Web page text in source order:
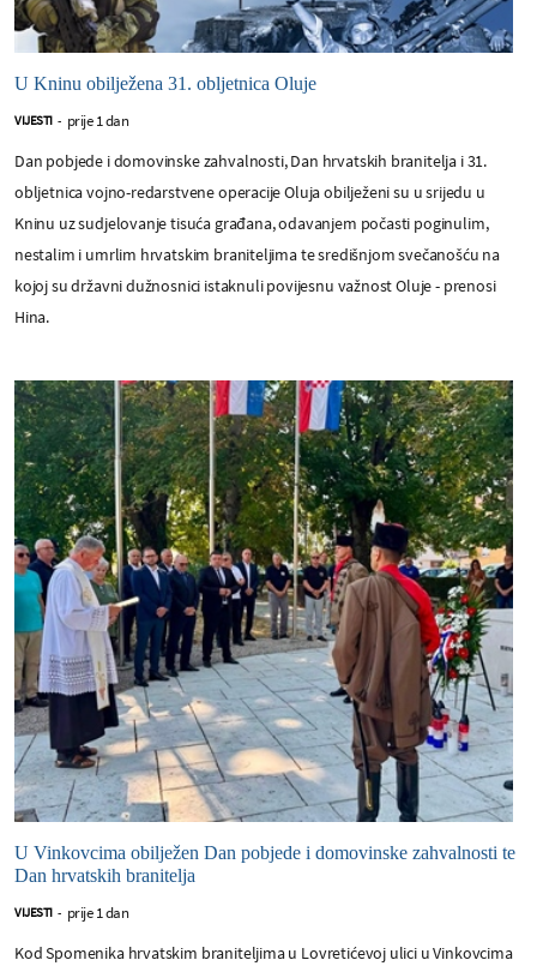
U Kninu obilježena 31. obljetnica Oluje
VIJESTI - prije 1 dan
Dan pobjede i domovinske zahvalnosti, Dan hrvatskih branitelja i 31.
obljetnica vojno-redarstvene operacije Oluja obilježeni su u srijedu u
Kninu uz sudjelovanje tisuća građana, odavanjem počasti poginulim,
nestalim i umrlim hrvatskim braniteljima te središnjom svečanošću na
kojoj su državni dužnosnici istaknuli povijesnu važnost Oluje - prenosi
Hina.
U Vinkovcima obilježen Dan pobjede i domovinske zahvalnosti te
Dan hrvatskih branitelja
VIJESTI - prije 1 dan
Kod Spomenika hrvatskim braniteljima u Lovretićevoj ulici u Vinkovcima